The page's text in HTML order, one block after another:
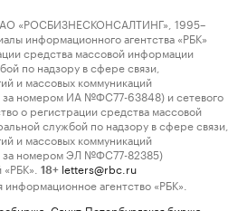
«РОСБИЗНЕСКОНСАЛТИНГ», 1995–
информационного агентства «РБК»
средства массовой информации
по надзору в сфере связи,
и массовых коммуникаций
за номером ИА №ФС77-63848) и сетевого
о регистрации средства массовой
службой по надзору в сфере связи,
и массовых коммуникаций
за номером ЭЛ №ФС77-82385)
18+ letters@rbc.ru
информационное агентство «РБК».